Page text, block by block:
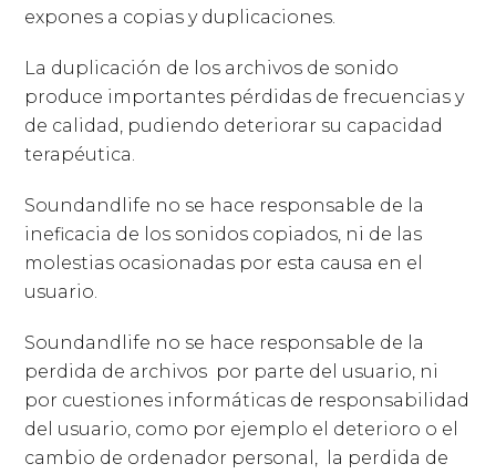
expones a copias y duplicaciones.
La duplicación de los archivos de sonido
produce importantes pérdidas de frecuencias y
de calidad, pudiendo deteriorar su capacidad
terapéutica.
Soundandlife no se hace responsable de la
ineficacia de los sonidos copiados, ni de las
molestias ocasionadas por esta causa en el
usuario.
Soundandlife no se hace responsable de la
perdida de archivos por parte del usuario, ni
por cuestiones informáticas de responsabilidad
del usuario, como por ejemplo el deterioro o el
cambio de ordenador personal,
la perdida de